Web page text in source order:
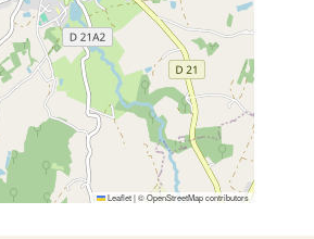
Leaflet |©OpenStreetMapcontributors